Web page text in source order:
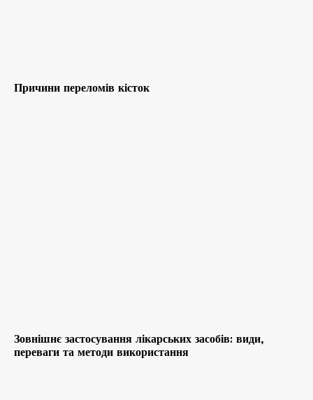
Причини переломів кісток
Зовнішнє застосування лікарських засобів: види,
переваги та методи використання